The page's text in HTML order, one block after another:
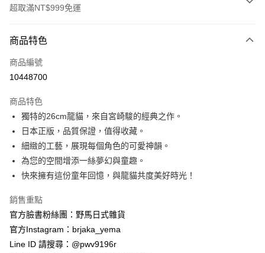
超取滿NT$999免運
信用卡一次付款
信用卡分期付款
合作金庫商業銀行
華南商業銀行
彰化商業銀行
上海商業儲蓄銀行
國泰世華商業銀行
兆豐國際商業銀行
臺灣中小企業銀行
匯豐（台灣）商業銀行
華泰商業銀行
聯邦商業銀行
遠東國際商業銀行
元大商業銀行
台新國際商業銀行
台灣樂天信用卡公司
超商取貨付款
LINE Pay
Apple Pay
街口支付
悠遊付
Google Pay
ATM付款
商品特色
商品編號
10448700
商品特色
獨特的26cm龍貓，來自宮崎駿的經典之作。
日本正版，品質保證，值得收藏。
細緻的工藝，展現每個角色的可愛神韻。
為您的空間增添一絲夢幻與童趣。
快來擁有這份童年回憶，與龍貓共度美好時光！
銷售重點
官方臉書粉絲團：野馬日式雜貨
官方Instagram：brjaka_yema
Line ID 請搜尋：@pwv9196r